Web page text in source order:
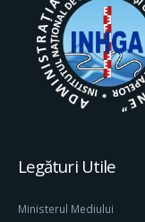
Legături Utile
Ministerul Mediului